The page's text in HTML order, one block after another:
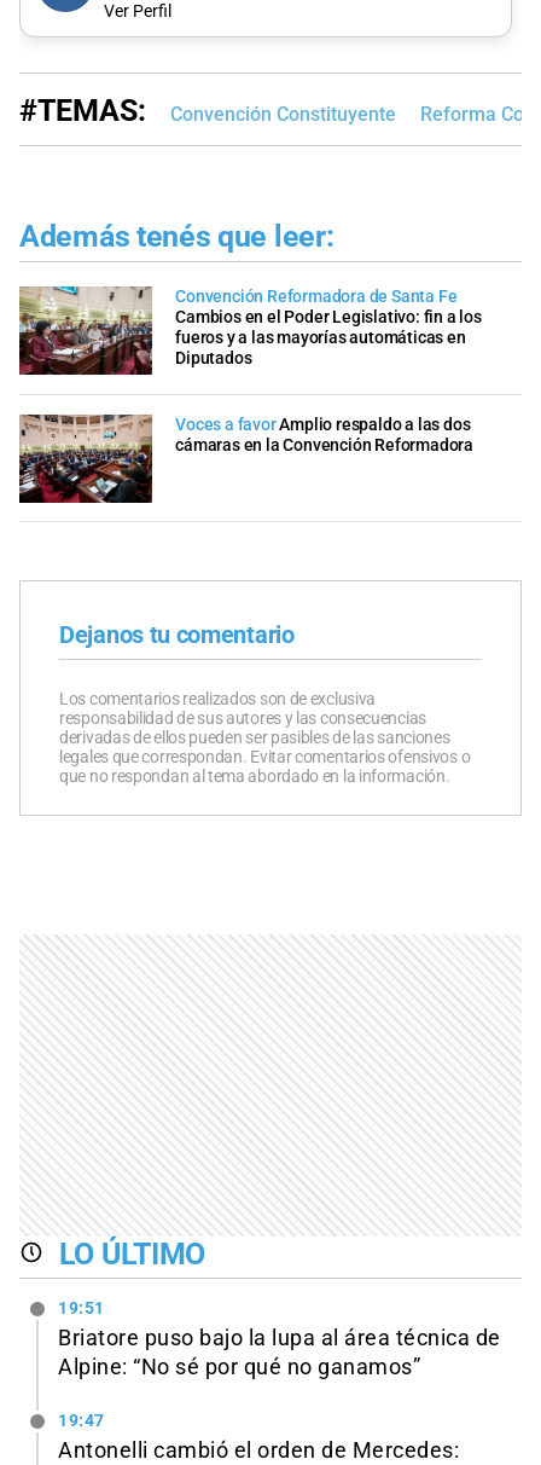
Ver Perfil
#TEMAS: Convención Constituyente Reforma
Además tenés que leer:
Convención Reformadora de Santa Fe
Cambios en el Poder Legislativo: fin a los
fueros y a las mayorías automáticas en
Diputados
Voces a favorAmplio respaldo a las dos
cámaras en la Convención Reformadora
Dejanos tu comentario
Los comentarios realizados son de exclusiva
responsabilidad de sus autores y las consecuencias
derivadas de ellos pueden ser pasibles de las sanciones
legales que correspondan. Evitar comentarios ofensivos o
que no respondan al tema abordado en la información.
LO ÚLTIMO
19:51
Briatore puso bajo la lupa al área técnica de
Alpine: “No sé por qué no ganamos”
19:47
Antonelli cambió el orden de Mercedes: